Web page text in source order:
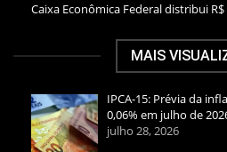
Caixa Econômica Federal distribui
MAIS
IPCA-15: Prévia da
0,06% em julho de
julho 28, 2026